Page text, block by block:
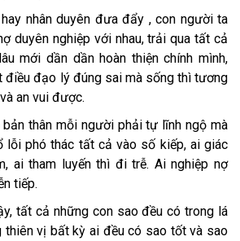
nhân duyên đưa đẩy , con người ta
duyên nghiệp với nhau, trải qua tất cả
mới dần dần hoàn thiện chính mình,
điều đạo lý đúng sai mà sống thì tương
an vui được.
thân mỗi người phải tự lĩnh ngộ mà
lỗi phó thác tất cả vào số kiếp, ai giác
ai tham luyến thì đi trễ. Ai nghiệp nợ
tiếp.
tất cả những con sao đều có trong lá
thiên vị bất kỳ ai đều có sao tốt và sao